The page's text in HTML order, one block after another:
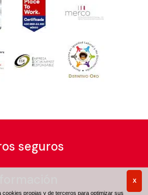
cookies propias y de terceros para optimizar sus
X
seguros